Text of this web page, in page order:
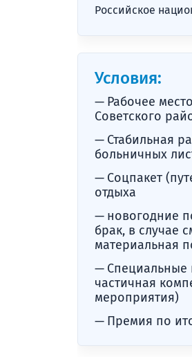
Российское
Условия:
Рабочее
Советского
Стабильная
больничных
Соцпакет
отдыха
новогодние
брак, в случае
материальная
частичная
мероприятия)
Премия по